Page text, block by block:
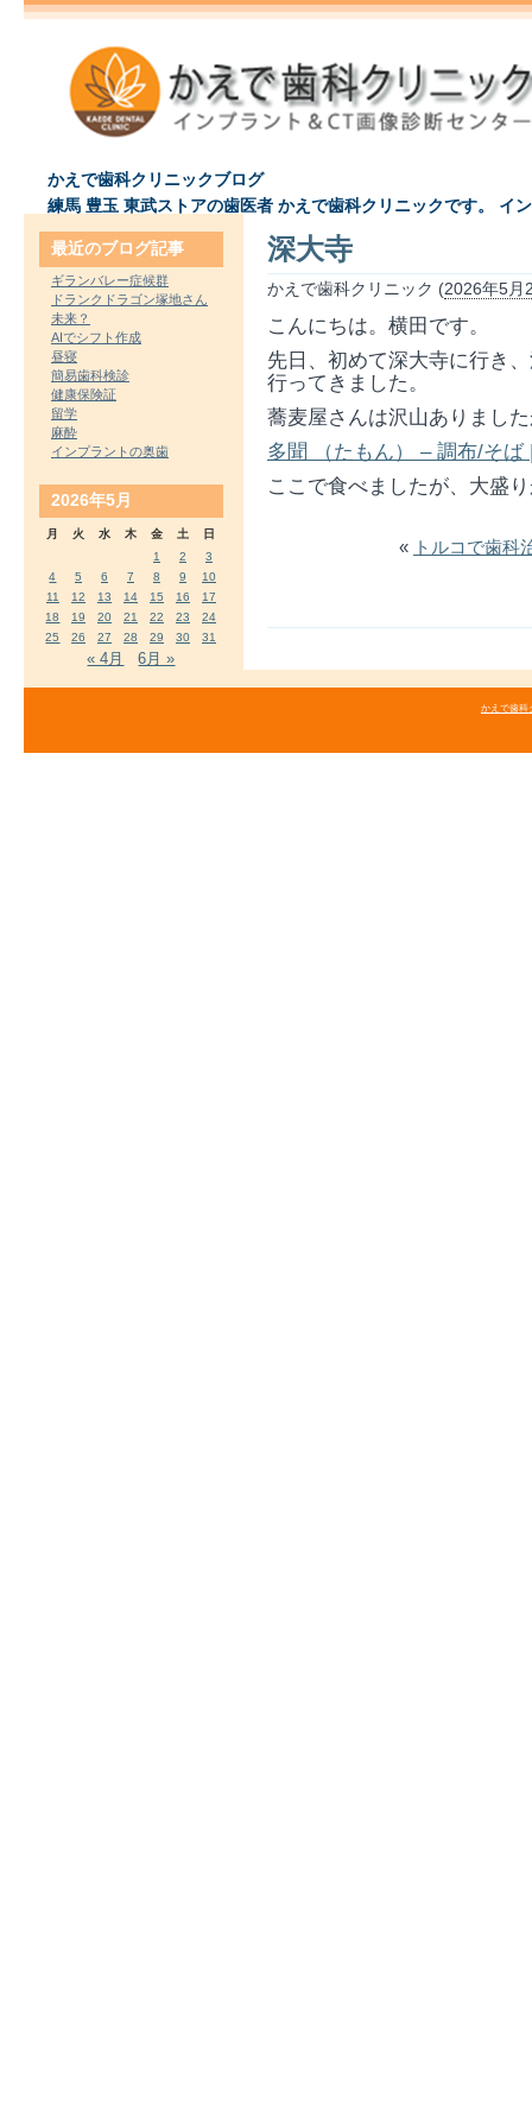
かえで歯科クリニックブログ
練馬 豊玉 東武ストアの歯医者 かえで歯科クリニックです。 イ
深大寺
かえで歯科クリニック (2026年5月
こんにちは。横田です。
先日、初めて深大寺に行き
行ってきました。
蕎麦屋さんは沢山ありまし
多聞 （たもん） – 調布/そば
ここで食べましたが、大盛
« トルコで歯科
最近のブログ記事
ギランバレー症候群
ドランクドラゴン塚地さん
未来？
AIでシフト作成
昼寝
簡易歯科検診
健康保険証
留学
麻酔
インプラントの奥歯
2026年5月
月 火 水 木 金 土
日
1
2
3
4
5 6 7 8 9
10
11
12 13 14 15 16
17
18
19 20 21 22 23
24
25
26 27 28 29 30 31
« 4月 6月 »
かえで歯科